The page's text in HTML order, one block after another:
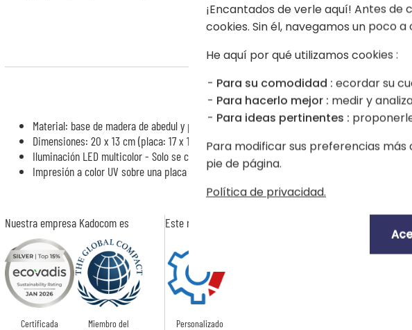
Una corona de hojas y/o
Material: base de madera de abedul y placa de plexiglás
Dimensiones: 20 x 13 cm (placa: 17 x 13 cm)
Iluminación LED multicolor - Solo se conecta por USB
Impresión a color UV sobre una placa de plexiglás con tu personalización
Nuestra empresa Kadocom es
Certificada
Miembro del
Este regalo es
Personalizado
¡Encantados de verle aquí! Antes
cookies. Sin él, navegamos un poco
He aquí por qué utilizamos cookies :
Para su comodidad : ecordar su
Para hacerlo mejor : medir y
Para ideas pertinentes :
Para modificar sus preferencias más
pie de página.
Política de privacidad.